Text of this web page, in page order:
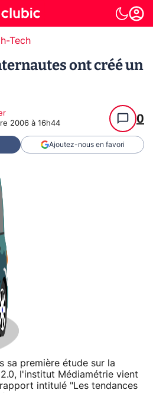
Tech
ont créé un
2006 à 16h44 0
Ajoutez-nous en favori
sa première étude sur la
l'institut Médiamétrie vient
intitulé "Les tendances